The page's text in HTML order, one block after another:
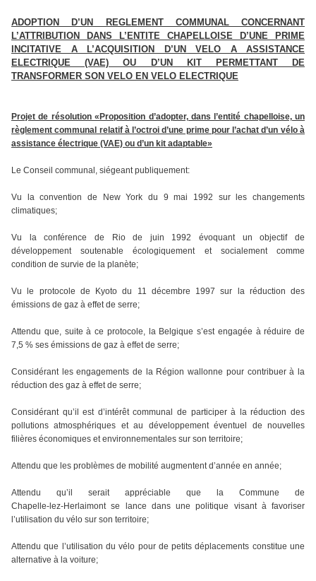
ADOPTION D’UN REGLEMENT COMMUNAL CONCERNANT
L’ATTRIBUTION DANS L’ENTITE CHAPELLOISE D’UNE PRIME
INCITATIVE A L’ACQUISITION D’UN VELO A ASSISTANCE
ELECTRIQUE (VAE) OU D’UN KIT PERMETTANT DE
TRANSFORMER SON VELO EN VELO ELECTRIQUE
Projet de résolution «Proposition d’adopter, dans l’entité chapelloise, un
règlement communal relatif à l’octroi d’une prime pour l’achat d’un vélo à
assistance électrique (VAE) ou d’un kit adaptable»
Le Conseil communal, siégeant publiquement:
Vu la convention de New York du 9 mai 1992 sur les changements
climatiques;
Vu la conférence de Rio de juin 1992 évoquant un objectif de
développement soutenable écologiquement et socialement comme
condition de survie de la planète;
Vu le protocole de Kyoto du 11 décembre 1997 sur la réduction des
émissions de gaz à effet de serre;
Attendu que, suite à ce protocole, la Belgique s’est engagée à réduire de
7,5 % ses émissions de gaz à effet de serre;
Considérant les engagements de la Région wallonne pour contribuer à la
réduction des gaz à effet de serre;
Considérant qu’il est d’intérêt communal de participer à la réduction des
pollutions atmosphériques et au développement éventuel de nouvelles
filières économiques et environnementales sur son territoire;
Attendu que les problèmes de mobilité augmentent d’année en année;
Attendu qu’il serait appréciable que la Commune de
Chapelle‑lez‑Herlaimont se lance dans une politique visant à favoriser
l’utilisation du vélo sur son territoire;
Attendu que l’utilisation du vélo pour de petits déplacements constitue une
alternative à la voiture;